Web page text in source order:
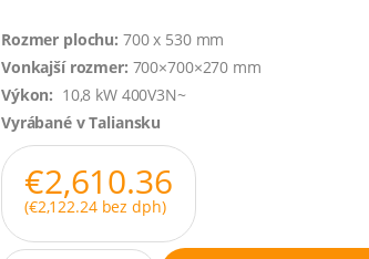
Rozmer plochu: 700 x 530 mm
Vonkajší rozmer: 700×700×270 mm
Výkon: 10,8 kW 400V3N~
Vyrábané v Taliansku
€2,610.36
(€2,122.24bez dph)